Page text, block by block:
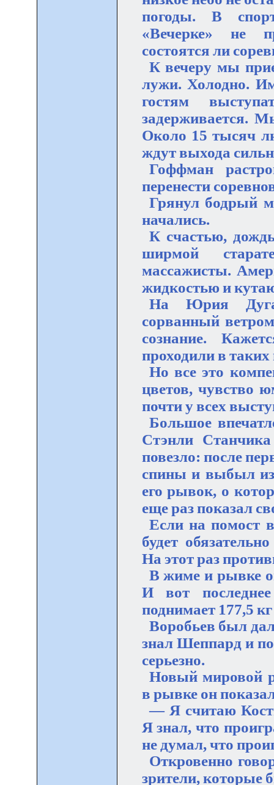
погоды. В
«Вечерке» не
состоятся ли
К вечеру мы
лужи. Холодно.
гостям
задерживается.
Около 15 тысяч
ждут выхода
Гоффман
перенести
Грянул бодрый
начались.
К счастью,
ширмой
массажисты.
жидкостью и
На Юрия
сорванный
сознание.
проходили в
Но все это
цветов, чувство
почти у всех
Большое
Стэнли
повезло: после
спины и выбыл
его рывок, о
еще раз показал
Если на помост
будет
На этот раз
В жиме и рывке
И вот
поднимает 177,5
Воробьев был
знал Шеппард и
серьезно.
Новый мировой
в рывке он
— Я считаю
Я знал, что
не думал, что
Откровенно
зрители, которые